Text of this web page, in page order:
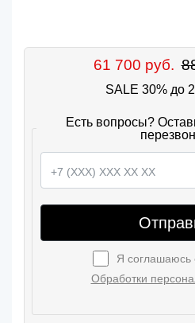
61 700 руб.
SALE 30% до
Есть вопросы?
Я соглашаюсь
Обработки